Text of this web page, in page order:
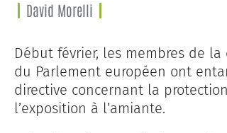
David Morelli
Début février, les membres de
du Parlement européen ont
directive concernant la
l’exposition à l’amiante.